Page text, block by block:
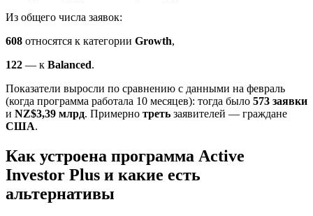
Из общего числа заявок:
608 относятся к категории Growth,
122 — к Balanced.
Показатели выросли по сравнению с данными на февраль
(когда программа работала 10 месяцев): тогда было 573 заявки
и NZ$3,39 млрд. Примерно треть заявителей — граждане
США.
Как устроена программа Active
Investor Plus и какие есть
альтернативы